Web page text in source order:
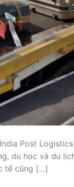
Post
du học và du
tế cũng […]